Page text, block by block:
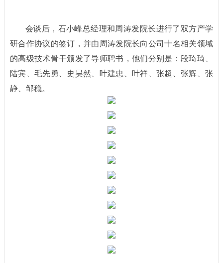
会谈后，石小峰总经理和周涛发院长进行了双方产学
研合作协议的签订，并由周涛发院长向公司十名相关领域
的高级技术骨干颁发了导师聘书，他们分别是：段琦琦、
陆宾、毛先勇、史昊然、叶建忠、叶祥、张超、张辉、张
静、邹稳。